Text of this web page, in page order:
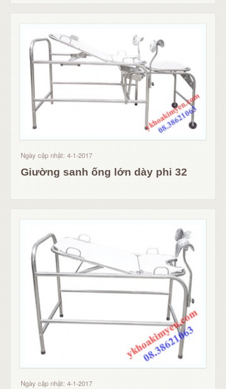
Ngày cập nhật: 4-1-2017
Giường sanh ống lớn dày phi 32
Ngày cập nhật: 4-1-2017